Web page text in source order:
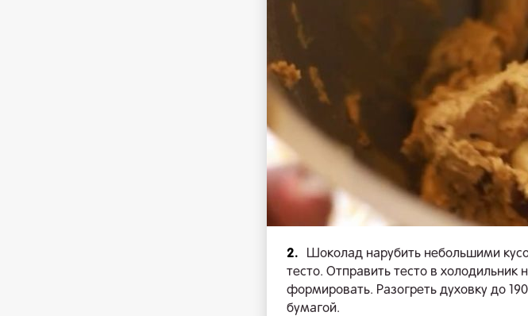
2.
Шоколад нарубить небольшими
тесто. Отправить тесто в
формировать. Разогреть духовку до
бумагой.